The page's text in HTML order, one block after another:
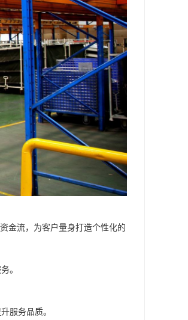
金流，为客户量身打造个性化的
。
服务品质。